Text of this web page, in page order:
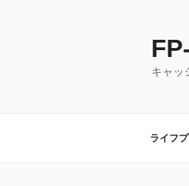
キャッ
ライフ